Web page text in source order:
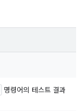
명령어의 테스트 결과